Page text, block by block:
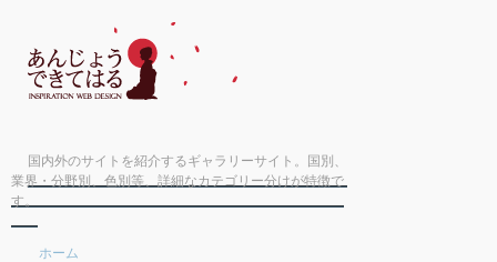
国内外のサイトを紹介するギャラリーサイト。国別、
業界・分野別、色別等、詳細なカテゴリー分けが特徴で
す。
ホーム